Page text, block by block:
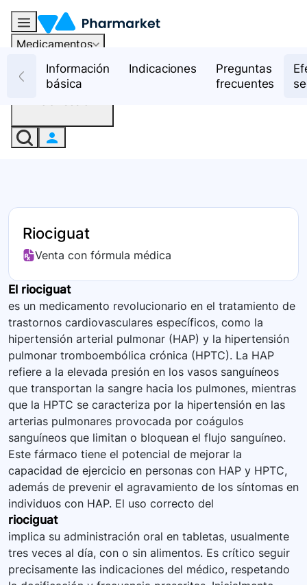
Medicamentos
RecursosInformación
básica
Indicaciones
Preguntas
frecuentes
Riociguat
Venta con fórmula médica
El riociguat
es un medicamento revolucionario en el tratamiento de
trastornos cardiovasculares específicos, como la
hipertensión arterial pulmonar (HAP) y la hipertensión
pulmonar tromboembólica crónica (HPTC). La HAP
refiere a la elevada presión en los vasos sanguíneos
que transportan la sangre hacia los pulmones, mientras
que la HPTC se caracteriza por la hipertensión en las
arterias pulmonares provocada por coágulos
sanguíneos que limitan o bloquean el flujo sanguíneo.
Este fármaco tiene el potencial de mejorar la
capacidad de ejercicio en personas con HAP y HPTC,
además de prevenir el agravamiento de los síntomas en
individuos con HAP. El uso correcto del
riociguat
implica su administración oral en tabletas, usualmente
tres veces al día, con o sin alimentos. Es crítico seguir
precisamente las indicaciones del médico, respetando